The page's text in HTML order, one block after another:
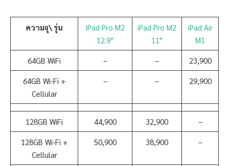
ความจุ\ รุ่น
iPad Pro M2
12.9″
iPad Pro M2
11″
iPad Air
M1
64GB WiFi – – 23,900
64GB Wi-Fi +
Cellular
– – 29,900
128GB WiFi 44,900 32,900 –
128GB Wi-Fi +
Cellular
50,900 38,900 –